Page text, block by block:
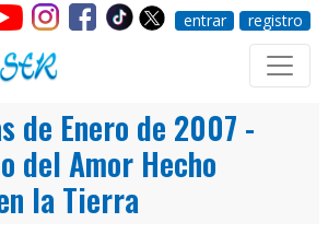
entrar registro
de Enero de 2007 -
del Amor Hecho
la Tierra